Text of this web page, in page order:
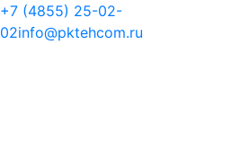
+7 (4855) 25-02-
02info@pktehcom.ru